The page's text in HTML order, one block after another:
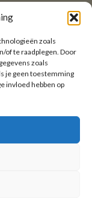
zoals
of te raadplegen. Door
zoals
je geen toestemming
invloed hebben op
Alle rechten